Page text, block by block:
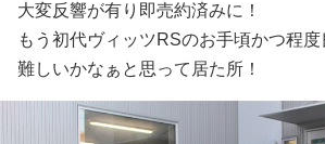
大変反響が有り即売約済みに！
もう初代ヴィッツRSのお手頃かつ程
難しいかなぁと思って居た所！